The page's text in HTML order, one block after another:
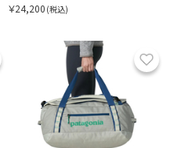
￥24,200 (税込)
お気に入り